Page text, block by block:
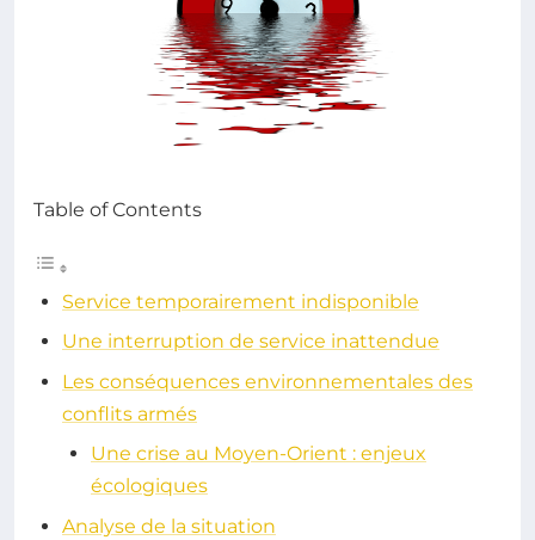
Table of Contents
Service temporairement indisponible
Une interruption de service inattendue
Les conséquences environnementales des
conflits armés
Une crise au Moyen-Orient : enjeux
écologiques
Analyse de la situation